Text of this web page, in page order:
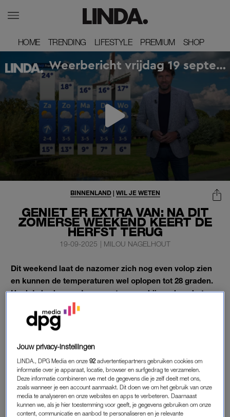
HOME
HOME TRENDING
TRENDING LIFESTYLE
LIFESTYLE PREMIUM
PREMIUM SHOP
SHOP
GENIET ER EXTRA VAN: NA DIT
ZOMERSE WEEKEND KEERT DE
HERFST TERUG
BINNENLAND| WIL JE WETEN
19-09-2025 | MILOU NAGELHOUT
Dit weekend laat de nazomer zich nog even volop zien
en kunnen de temperaturen wel oplopen tot 28 graden.
Haal de barbecue dus maar tevoorschijn, zolang het
Want na het weekend keert de herfst terug.
ZOMERS WEER DIT WEEKEND
Maar eerst staat er dus een zomers weekend voor de deur. Zo
is het op vrijdagochtend al warmer dan 20 graden en schijnt
de zon. Verderop de dag blijft het zonnig en droog. Het kwik
stijgt naar 25 tot 28 graden in het binnenland en 21 tot 24
Jouw privacy-instellingen
LINDA., DPG Media en onze92 advertentiepartners gebruiken cookies om
informatie over je apparaat, locatie, browser en surfgedrag te verzamelen.
Deze informatie combineren we met de gegevens die je zelf deelt met ons,
zoals wanneer je een account aanmaakt. Dit doen we om het gebruik van onze
media te analyseren en onze websites en apps te verbeteren. Daarnaast
kunnen we, als je hier toestemming voor geeft, je gegevens gebruiken om onze
content, communicatie en aanbod te personaliseren en je relevante